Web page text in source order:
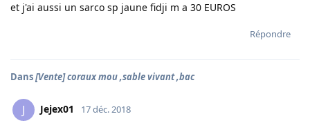
et j'ai aussi un sarco sp jaune fidji m a 30 EUROS
Répondre
Dans[Vente] coraux mou ,sable vivant ,bac
J Jejex01 17 déc. 2018